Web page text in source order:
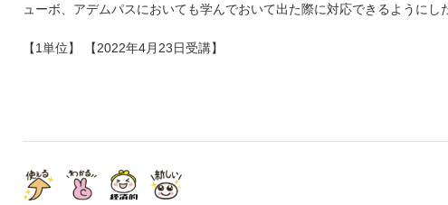
ューボ、アデムパスにおいても学んでおいて出た際に対応できるようにし
【1単位】 【2022年4月23日受講】